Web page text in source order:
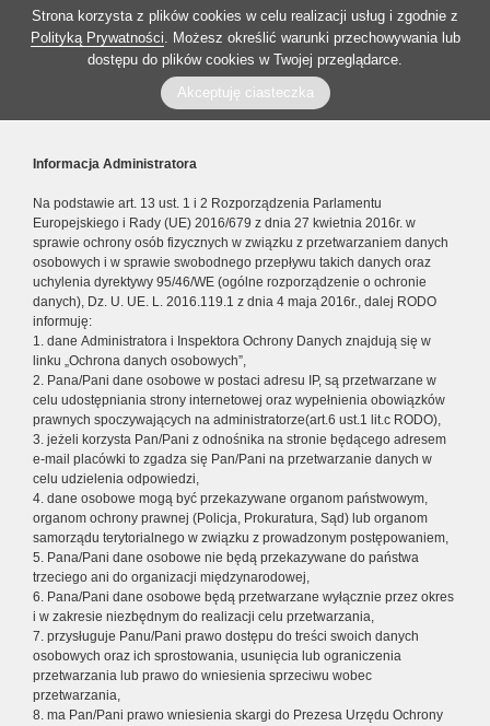
Strona korzysta z plików cookies w celu realizacji usług i zgodnie z
Polityką Prywatności. Możesz określić warunki przechowywania lub
dostępu do plików cookies w Twojej przeglądarce.
Akceptuję ciasteczka
Informacja Administratora
Na podstawie art. 13 ust. 1 i 2 Rozporządzenia Parlamentu
Europejskiego i Rady (UE) 2016/679 z dnia 27 kwietnia 2016r. w
sprawie ochrony osób fizycznych w związku z przetwarzaniem danych
osobowych i w sprawie swobodnego przepływu takich danych oraz
uchylenia dyrektywy 95/46/WE (ogólne rozporządzenie o ochronie
danych), Dz. U. UE. L. 2016.119.1 z dnia 4 maja 2016r., dalej RODO
informuję:
1. dane Administratora i Inspektora Ochrony Danych znajdują się w
linku „Ochrona danych osobowych”,
2. Pana/Pani dane osobowe w postaci adresu IP, są przetwarzane w
celu udostępniania strony internetowej oraz wypełnienia obowiązków
prawnych spoczywających na administratorze(art.6 ust.1 lit.c RODO),
3. jeżeli korzysta Pan/Pani z odnośnika na stronie będącego adresem
e-mail placówki to zgadza się Pan/Pani na przetwarzanie danych w
celu udzielenia odpowiedzi,
4. dane osobowe mogą być przekazywane organom państwowym,
organom ochrony prawnej (Policja, Prokuratura, Sąd) lub organom
samorządu terytorialnego w związku z prowadzonym postępowaniem,
5. Pana/Pani dane osobowe nie będą przekazywane do państwa
trzeciego ani do organizacji międzynarodowej,
6. Pana/Pani dane osobowe będą przetwarzane wyłącznie przez okres
i w zakresie niezbędnym do realizacji celu przetwarzania,
7. przysługuje Panu/Pani prawo dostępu do treści swoich danych
osobowych oraz ich sprostowania, usunięcia lub ograniczenia
przetwarzania lub prawo do wniesienia sprzeciwu wobec
przetwarzania,
8. ma Pan/Pani prawo wniesienia skargi do Prezesa Urzędu Ochrony